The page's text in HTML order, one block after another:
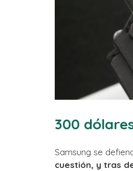
300
Samsung se
cuestión, y tras